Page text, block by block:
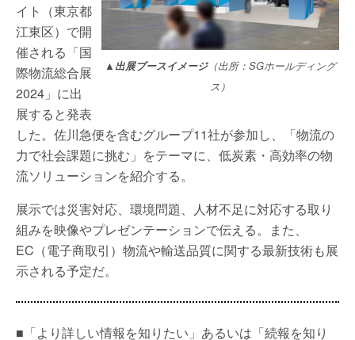
▲出展ブースイメージ（出所：SGホールディング
ス）
イト（東京都
江東区）で開
催される「国
際物流総合展
2024」に出
展すると発表
した。佐川急便を含むグループ11社が参加し、「物流の
力で社会課題に挑む」をテーマに、低炭素・高効率の物
流ソリューションを紹介する。
展示では災害対応、環境問題、人材不足に対応する取り
組みを映像やプレゼンテーションで伝える。また、
EC（電子商取引）物流や輸送品質に関する最新技術も展
示される予定だ。
■「より詳しい情報を知りたい」あるいは「続報を知り